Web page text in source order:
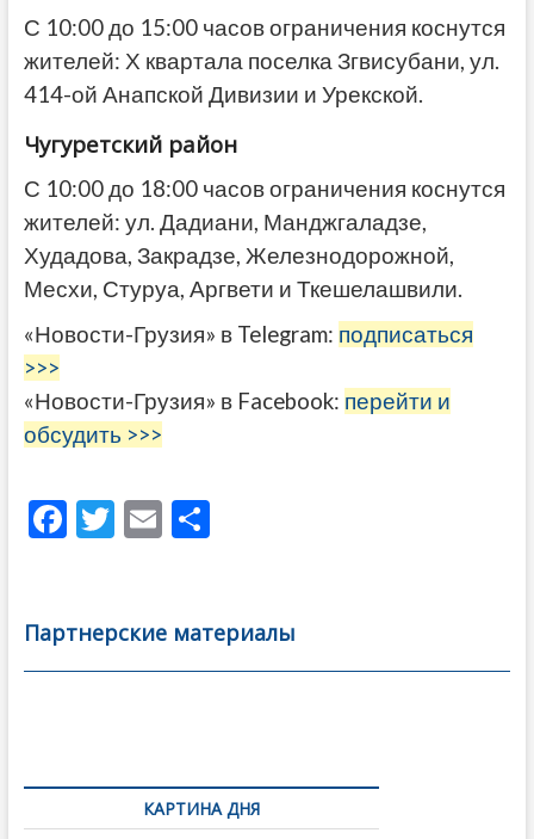
С 10:00 до 15:00 часов ограничения коснутся
жителей: Х квартала поселка Згвисубани, ул.
414-ой Анапской Дивизии и Урекской.
Чугуретский район
С 10:00 до 18:00 часов ограничения коснутся
жителей: ул. Дадиани, Манджгаладзе,
Худадова, Закрадзе, Железнодорожной,
Месхи, Стуруа, Аргвети и Ткешелашвили.
«Новости-Грузия» в Telegram: подписаться
>>>
«Новости-Грузия» в Facebook: перейти и
обсудить >>>
F
b
o
T
er
E
l
О
а
в
Партнерские материалы
по
записямКАРТИНА ДНЯ